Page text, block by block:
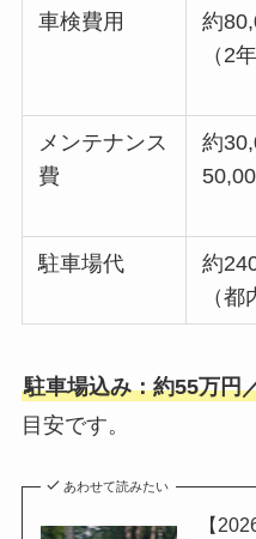
車検費用
約
（2
メンテナンス
費
約
駐車場代
約
（都
駐車場込み：約55万円
目安です。
あわせて読みたい
【